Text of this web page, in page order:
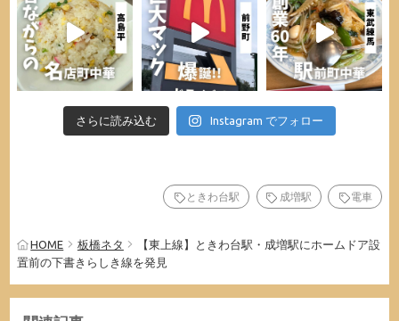
さらに読み込む Instagram でフォロー
ときわ台駅 成増駅 電車
HOME 板橋ネタ
【東上線】ときわ台駅・成増駅にホームドア設
置前の下書きらしき線を発見